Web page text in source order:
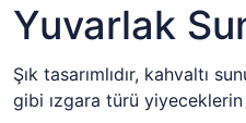
Yuvarlak
Şık tasarımlıdır, kahvaltı
gibi ızgara türü yiyeceklerin